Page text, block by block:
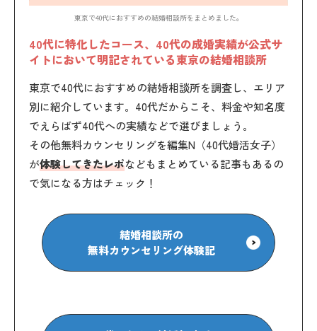
東京で40代におすすめの結婚相談所をまとめました。
40代に特化したコース、40代の成婚実績が公式サ
イトにおいて明記されている東京の結婚相談所
東京で40代におすすめの結婚相談所を調査し、エリア
別に紹介しています。40代だからこそ、料金や知名度
でえらばず40代への実績などで選びましょう。
その他無料カウンセリングを編集N（40代婚活女子）
が体験してきたレポなどもまとめている記事もあるの
で気になる方はチェック！
結婚相談所の
無料カウンセリング体験記